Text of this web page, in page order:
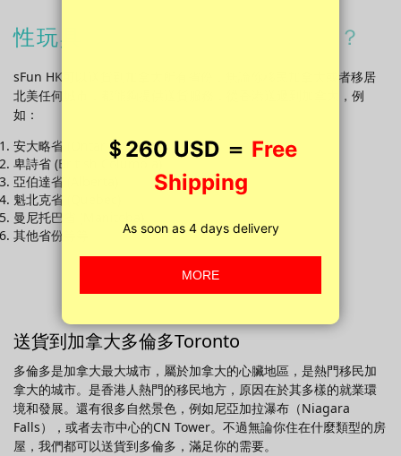
性玩具 可以送到加拿大以下地點？
sFun HK可以送貨到加拿大所有省份，無論你移民加拿大或者移居
北美任何城市，都能夠提供送貨服務，從香港送遞到加拿大，例
如：
安大略省 (Ontario)
卑詩省 (British Columbia)
亞伯達省 (Alberta)
魁北克省 (Quebec)
曼尼托巴省 (Manitoba)
其他省份等等
送貨到加拿大多倫多Toronto
多倫多是加拿大最大城市，屬於加拿大的心臟地區，是熱門移民加
拿大的城市。是香港人熱門的移民地方，原因在於其多樣的就業環
境和發展。還有很多自然景色，例如尼亞加拉瀑布（Niagara
Falls），或者去市中心的CN Tower。不過無論你住在什麼類型的房
屋，我們都可以送貨到多倫多，滿足你的需要。